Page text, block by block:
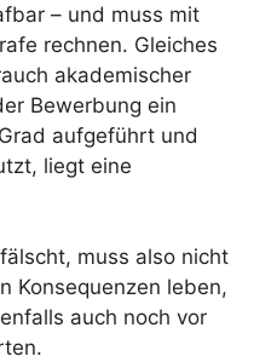
– und muss mit
rechnen. Gleiches
akademischer
Bewerbung ein
aufgeführt und
liegt eine
muss also nicht
Konsequenzen leben,
auch noch vor